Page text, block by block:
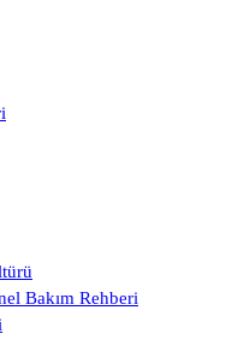
Bakım Rehberi